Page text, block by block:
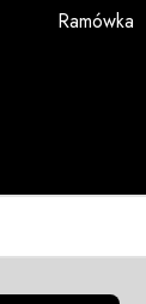
Ramówka